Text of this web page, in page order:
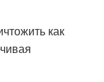
как